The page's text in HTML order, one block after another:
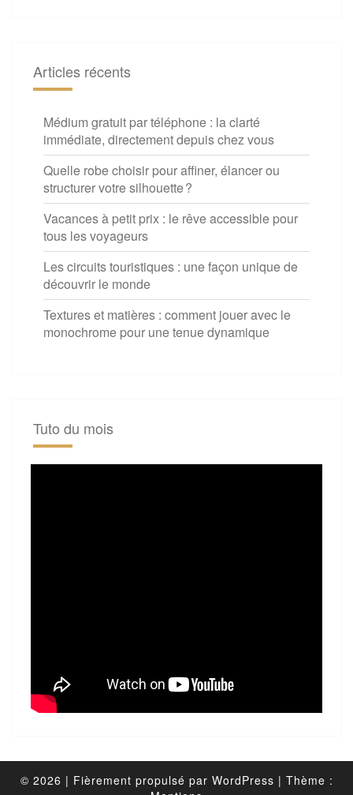
Articles récents
Médium gratuit par téléphone : la clarté
immédiate, directement depuis chez vous
Quelle robe choisir pour affiner, élancer ou
structurer votre silhouette ?
Vacances à petit prix : le rêve accessible pour
tous les voyageurs
Les circuits touristiques : une façon unique de
découvrir le monde
Textures et matières : comment jouer avec le
monochrome pour une tenue dynamique
Tuto du mois
© 2026 | Fièrement propulsé par WordPress | Thème :